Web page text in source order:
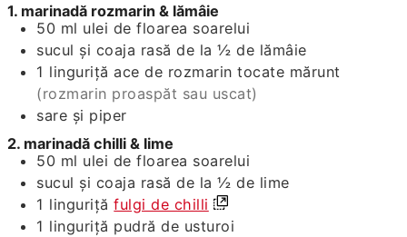
1. marinadă rozmarin & lămâie
50 ml ulei de floarea soarelui
sucul și coaja rasă de la ½ de lămâie
1 linguriță ace de rozmarin tocate mărunt
(rozmarin proaspăt sau uscat)
sare și piper
2. marinadă chilli & lime
50 ml ulei de floarea soarelui
sucul și coaja rasă de la ½ de lime
1 linguriță fulgi de chilli
1 linguriță pudră de usturoi